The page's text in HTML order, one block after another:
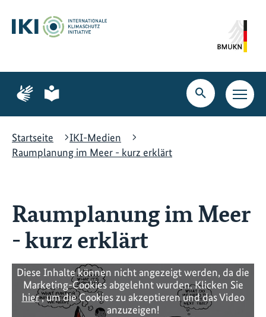
Hauptinhalt
springen
Suche
springen
Hauptnavigation
springen
Zur
Seite
Gebärdensprache
Zur
Seite
leichte
Suche
öffnen
Startseite
IKI-Medien
Raumplanung im Meer - kurz erklärt
Raumplanung im Meer
- kurz erklärt
Diese Inhalte können nicht angezeigt werden, da die
Marketing-Cookies abgelehnt wurden. Klicken Sie
hier, um die Cookies zu akzeptieren und das Video
anzuzeigen!